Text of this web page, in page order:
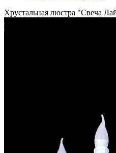
Хрустальная люстра "Свеча